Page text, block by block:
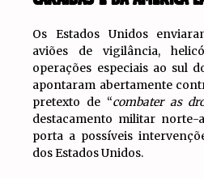
Os Estados Unidos
aviões de vigilância,
operações especiais ao sul
apontaram abertamente
pretexto de “combater as
destacamento militar norte-
porta a possíveis
dos Estados Unidos.